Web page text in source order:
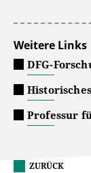
Weitere Links
DFG-
Professur
ZURÜCK